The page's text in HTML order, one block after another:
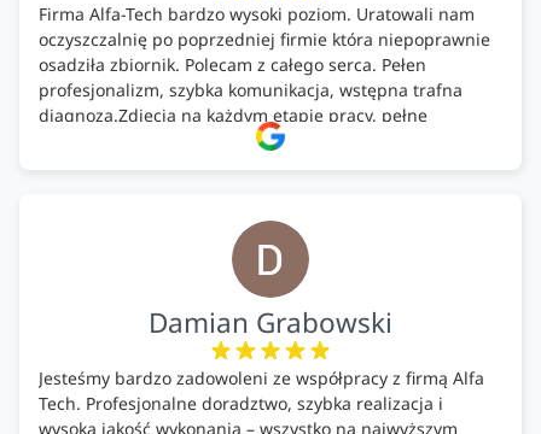
Firma Alfa-Tech bardzo wysoki poziom. Uratowali nam
oczyszczalnię po poprzedniej firmie która niepoprawnie
osadziła zbiornik. Polecam z całego serca. Pełen
profesjonalizm, szybka komunikacja, wstępna trafna
diagnoza.Zdjęcia na każdym etapie pracy, pełne
doradztwo.Dobrze wyszkoleni i znający się na rzeczy.
Podsumowując ekipa na wysokim poziomie, rzetelna.
Damian Grabowski
Jesteśmy bardzo zadowoleni ze współpracy z firmą Alfa
Tech. Profesjonalne doradztwo, szybka realizacja i
wysoka jakość wykonania – wszystko na najwyższym